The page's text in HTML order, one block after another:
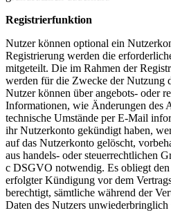
Registrierfunktion
Nutzer können optional ein
Registrierung werden die
mitgeteilt. Die im Rahmen der
werden für die Zwecke der Nutzung
Nutzer können über angebots- oder
Informationen, wie Änderungen des
technische Umstände per E-Mail
ihr Nutzerkonto gekündigt haben,
auf das Nutzerkonto gelöscht,
aus handels- oder steuerrechtlichen
c DSGVO notwendig. Es obliegt
erfolgter Kündigung vor dem
berechtigt, sämtliche während der
Daten des Nutzers unwiederbringlich